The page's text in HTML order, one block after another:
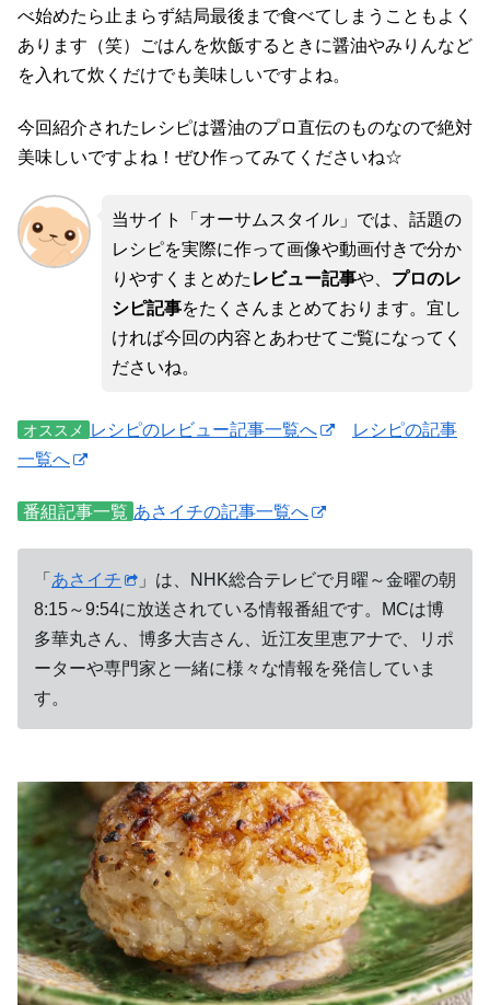
べ始めたら止まらず結局最後まで食べてしまうこともよく
あります（笑）ごはんを炊飯するときに醤油やみりんなど
を入れて炊くだけでも美味しいですよね。
今回紹介されたレシピは醤油のプロ直伝のものなので絶対
美味しいですよね！ぜひ作ってみてくださいね☆
当サイト「オーサムスタイル」では、話題の
レシピを実際に作って画像や動画付きで分か
りやすくまとめた レビュー記事や、 プロのレ
シピ記事をたくさんまとめております。宜し
ければ今回の内容とあわせてご覧になってく
ださいね。
オススメ レシピのレビュー記事一覧へ
レシピの記事
一覧へ
番組記事一覧 あさイチの記事一覧へ
「 あさイチ
」は、NHK総合テレビで月曜～金曜の朝
8:15～9:54に放送されている情報番組です。MCは博
多華丸さん、博多大吉さん、近江友里恵アナで、リポ
ーターや専門家と一緒に様々な情報を発信していま
す。